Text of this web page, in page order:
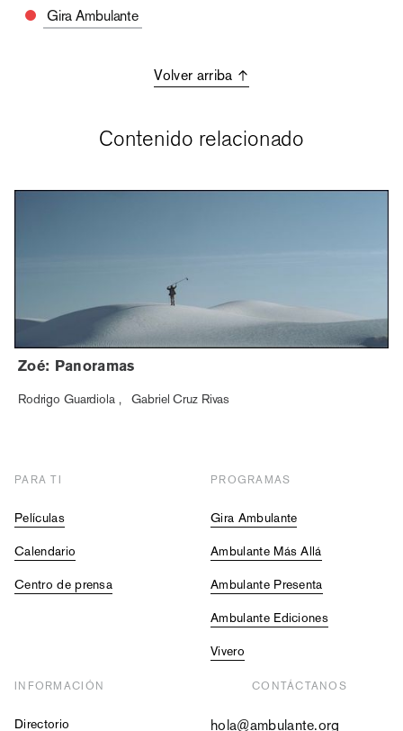
Gira Ambulante
Volver arriba
Contenido relacionado
Zoé: Panoramas
Rodrigo Guardiola , Gabriel Cruz Rivas
PARA TI
Películas
Calendario
Centro de prensa
PROGRAMAS
Gira Ambulante
Ambulante Más Allá
Ambulante Presenta
Ambulante Ediciones
Vivero
INFORMACIÓN
Directorio
CONTÁCTANOS
hola@ambulante.org